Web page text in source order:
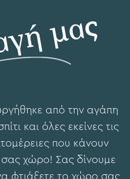
μας
από την αγάπη
και όλες εκείνες τις
που κάνουν
χώρο! Σας δίνουμε
φτιάξετε το χώρο σας